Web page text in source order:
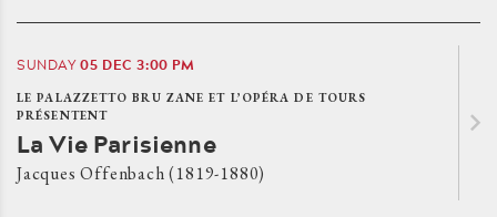
SUNDAY05 DEC3:00 PM
LE PALAZZETTO BRU ZANE ET L’OPÉRA DE TOURS
PRÉSENTENT
La Vie Parisienne
Jacques Offenbach (1819-1880)